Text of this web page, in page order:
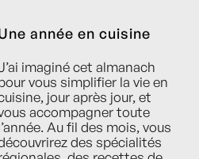
année en cuisine
imaginé cet almanach
vous simplifier la vie en
jour après jour, et
accompagner toute
Au fil des mois, vous
des spécialités